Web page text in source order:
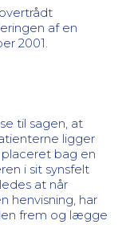
af en
2001.
til sagen, at
ligger
bag en
i sit synsfelt
at når
henvisning, har
frem og lægge